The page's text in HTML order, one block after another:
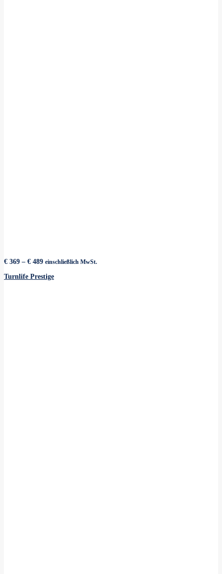
€ 369 – € 489Preisspanne:
bis
einschließlich MwSt.
Turnlife Prestige